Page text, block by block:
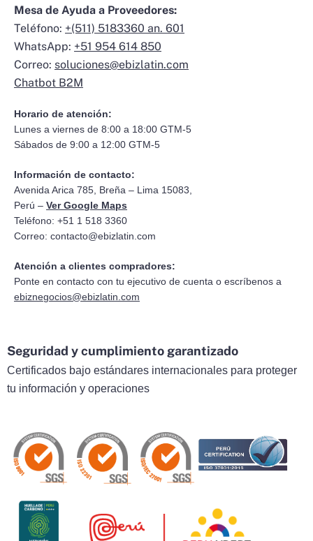
Mesa de Ayuda a Proveedores:
Teléfono: +(511) 5183360 an. 601
WhatsApp: +51 954 614 850
Correo: soluciones@ebizlatin.com
Chatbot B2M
Horario de atención:
Lunes a viernes de 8:00 a 18:00 GTM-5
Sábados de 9:00 a 12:00 GTM-5
Información de contacto:
Avenida Arica 785, Breña – Lima 15083,
Perú – Ver Google Maps
Teléfono: +51 1 518 3360
Correo: contacto@ebizlatin.com
Atención a clientes compradores:
Ponte en contacto con tu ejecutivo de cuenta o escríbenos a
ebiznegocios@ebizlatin.com
Seguridad y cumplimiento garantizado
Certificados bajo estándares internacionales para proteger
tu información y operaciones